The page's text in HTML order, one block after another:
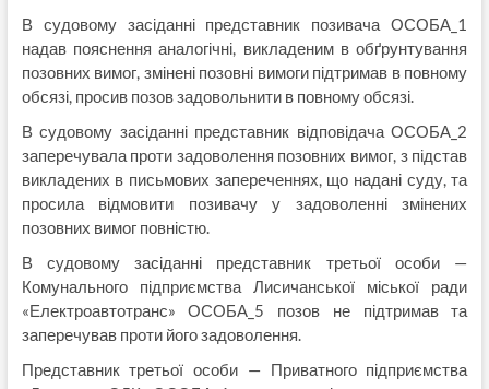
В судовому засіданні представник позивача ОСОБА_1
надав пояснення аналогічні, викладеним в обґрунтування
позовних вимог, змінені позовні вимоги підтримав в повному
обсязі, просив позов задовольнити в повному обсязі.
В судовому засіданні представник відповідача ОСОБА_2
заперечувала проти задоволення позовних вимог, з підстав
викладених в письмових запереченнях, що надані суду, та
просила відмовити позивачу у задоволенні змінених
позовних вимог повністю.
В судовому засіданні представник третьої особи —
Комунального підприємства Лисичанської міської ради
«Електроавтотранс» ОСОБА_5 позов не підтримав та
заперечував проти його задоволення.
Представник третьої особи — Приватного підприємства